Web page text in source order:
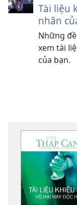
Tài liệu
nhân
Những
xem tài
của bạn.